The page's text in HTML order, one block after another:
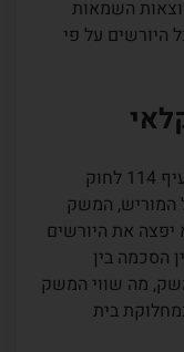
השמאות
היורשים על פי
פירוק שיתוף במשק חקלאי מוסדר בסעיף 114 לחוק
המוריש, המשק
יפצה את היורשים
הסכמה בין
מה שווי המשק
בית